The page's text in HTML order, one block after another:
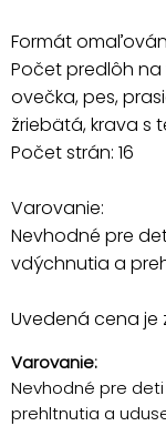
Formát
Počet predlôh
ovečka, pes,
žriebätá, krava s
Počet strán: 16
Varovanie:
Nevhodné pre
vdýchnutia a
Uvedená cena je
Varovanie:
Nevhodné pre
prehltnutia a